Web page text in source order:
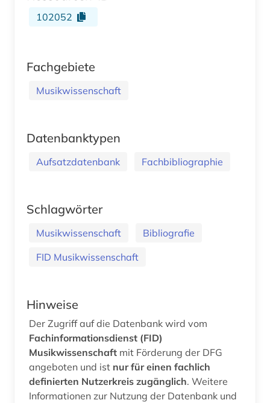
102052
Fachgebiete
Musikwissenschaft
Datenbanktypen
Aufsatzdatenbank Fachbibliographie
Schlagwörter
Musikwissenschaft
Bibliografie
FID Musikwissenschaft
Hinweise
Der Zugriff auf die Datenbank wird vom
Fachinformationsdienst (FID)
Musikwissenschaft mit Förderung der DFG
angeboten und ist nur für einen fachlich
definierten Nutzerkreis zugänglich. Weitere
Informationen zur Nutzung der Datenbank und